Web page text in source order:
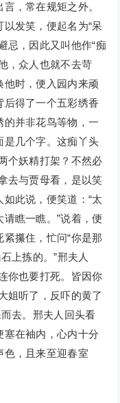
，常在规矩之外。
发笑，便起名为“呆
忌，因此又叫他作“痴
，众人也就不去苛
时，便入园内来顽
得了一个五彩绣香
的并非花鸟等物，一
是几个字。这痴丫头
个妖精打架？不然必
去与贾母看，是以笑
此说，便笑道：“太
瞧一瞧。”说着，便
攥住，忙问“你是那
上拣的。”邢夫人
你也要打死。皆因你
姐听了，反吓的黄了
去。邢夫人回头看
塞在袖内，心内十分
色，且来至迎春室